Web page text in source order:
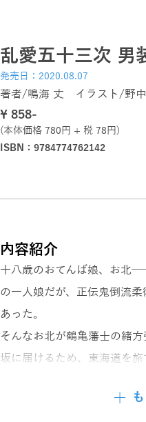
乱愛五十三次 男
発売日：2020.08.07
著者/鳴海 丈 イラスト/野
\ 858-
(本体価格 780円 + 税 78円)
ISBN：9784774762142
内容紹介
十八歳のおてんば娘、お北
の一人娘だが、正伝鬼倒流
あった。
そんなお北が鶴亀藩士の緒
坂に届けるため、東海道を旅
奪うため二人を亡き者にしよ